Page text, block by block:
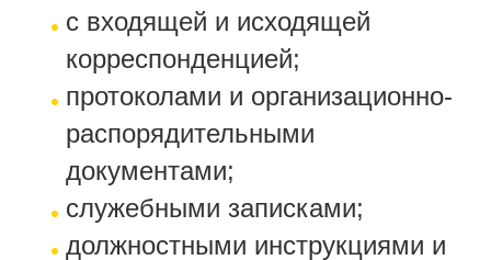
с входящей и исходящей
корреспонденцией;
протоколами и организационно-
распорядительными
документами;
служебными записками;
должностными инструкциями и